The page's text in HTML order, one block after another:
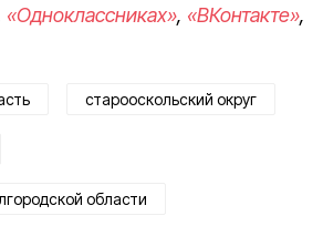
«Одноклассниках», «ВКонтакте»,
старооскольский округ
области